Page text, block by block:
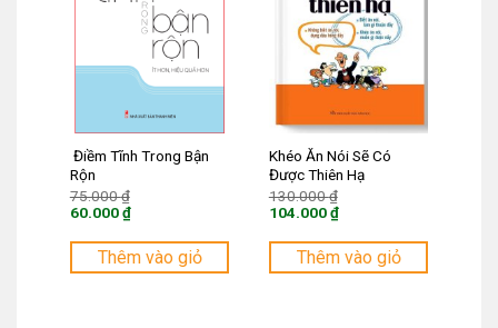
Điềm Tĩnh Trong Bận
Rộn
75.000₫
75.000 ₫.
60.000₫
hiện
là:
Thêm vào giỏ
Khéo Ăn Nói Sẽ Có
Được Thiên Hạ
130.000₫
130.000 ₫.
104.000₫
hiện
là:
Thêm vào giỏ